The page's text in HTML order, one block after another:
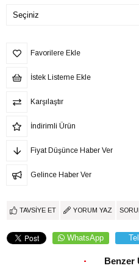
Favorilere Ekle
İstek Listeme Ekle
Karşılaştır
İndirimli Ürün
Fiyat Düşünce Haber Ver
Gelince Haber Ver
TAVSIYE ET YORUM YAZ
WhatsApp
Benzer